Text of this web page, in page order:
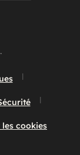
les cookies